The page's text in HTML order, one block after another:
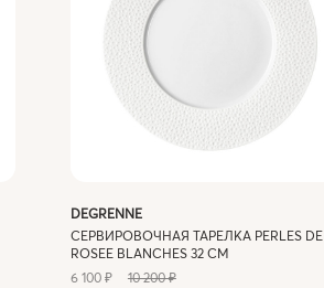
DEGRENNE
СЕРВИРОВОЧНАЯ ТАРЕЛКА PERLES DE
ROSEE BLANCHES 32 СМ
6 100 ₽
10 200 ₽